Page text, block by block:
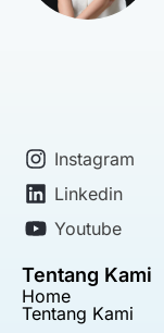
Instagram
Linkedin
Youtube
Tentang Kami
Home
Tentang Kami